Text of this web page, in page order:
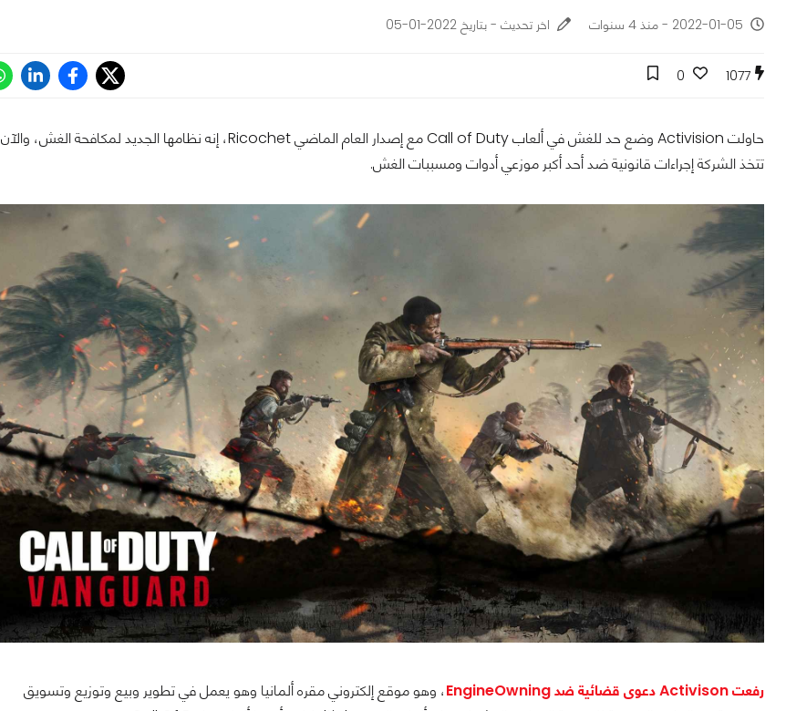
2022-01-05 - منذ 4 سنوات اخر تحديث - بتاريخ 2022-01-05
1077
0
حاولت Activision وضع حد للغش في ألعاب Call of Duty مع إصدار العام الماضي Ricochet، إنه نظامها الجديد لمكافحة الغش، والآن
تتخذ الشركة إجراءات قانونية ضد أحد أكبر موزعي أدوات ومسببات الغش.
رفعت Activison دعوى قضائية ضد EngineOwning
، وهو موقع إلكتروني مقره ألمانيا وهو يعمل في تطوير وبيع وتوزيع وتسويق